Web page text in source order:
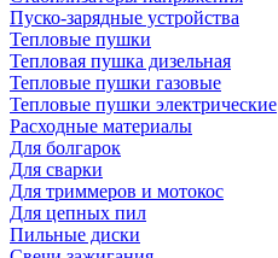
Пуско-зарядные устройства
Тепловые пушки
Тепловая пушка дизельная
Тепловые пушки газовые
Тепловые пушки электрические
Расходные материалы
Для болгарок
Для сварки
Для триммеров и мотокос
Для цепных пил
Пильные диски